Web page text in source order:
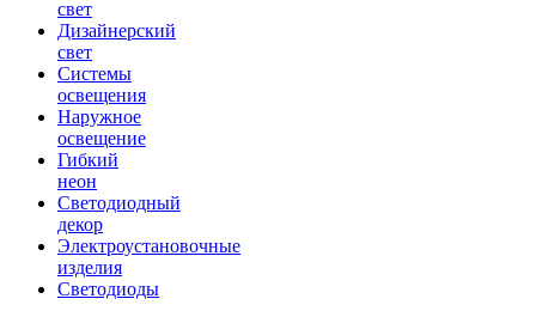
свет
Дизайнерский
свет
Системы
освещения
Наружное
освещение
Гибкий
неон
Светодиодный
декор
Электроустановочные
изделия
Светодиоды